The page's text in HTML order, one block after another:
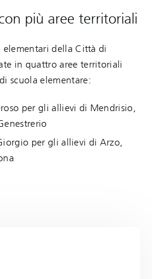
più aree territoriali
elementari della Città di
in quattro aree territoriali
scuola elementare:
per gli allievi di Mendrisio,
per gli allievi di Arzo,